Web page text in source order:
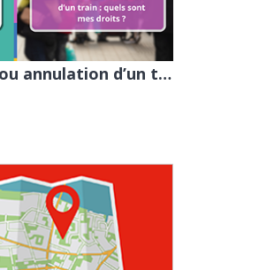
Retard ou annulation d’un train : quels sont mes droits ? avec la Fnaut